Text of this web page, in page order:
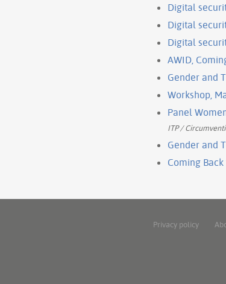
Digital
Digital
Digital
AWID,
Gender and
Workshop,
Panel
ITP /
Gender and
Coming Back
Privacy policy